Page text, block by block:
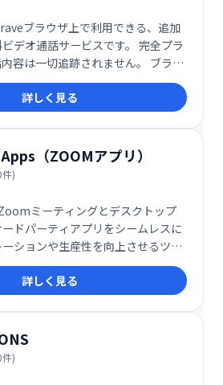
ブラウザ上で利用できる、追加
デオ通話サービスです。 完全プラ
容は一切追跡されません。 ブラウ
安心してビデオ通話をお楽しみくだ
詳しく見る
（ZOOMアプリ）
件)
ミーティングとデスクトップ
ドパーティアプリをシームレスに
ションや生産性を向上させるツー
種類のアプリが利用可能で、エンタ
化します。会議中にアプリを直接
的で充実したミーティングを実現で
詳しく見る
件)